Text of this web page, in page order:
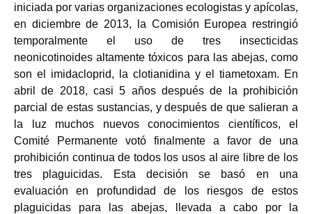
iniciada por varias organizaciones ecologistas y apícolas,
en diciembre de 2013, la Comisión Europea restringió
temporalmente el uso de tres insecticidas
neonicotinoides altamente tóxicos para las abejas, como
son el imidacloprid, la clotianidina y el tiametoxam. En
abril de 2018, casi 5 años después de la prohibición
parcial de estas sustancias, y después de que salieran a
la luz muchos nuevos conocimientos científicos, el
Comité Permanente votó finalmente a favor de una
prohibición continua de todos los usos al aire libre de los
tres plaguicidas. Esta decisión se basó en una
evaluación en profundidad de los riesgos de estos
plaguicidas para las abejas, llevada a cabo por la